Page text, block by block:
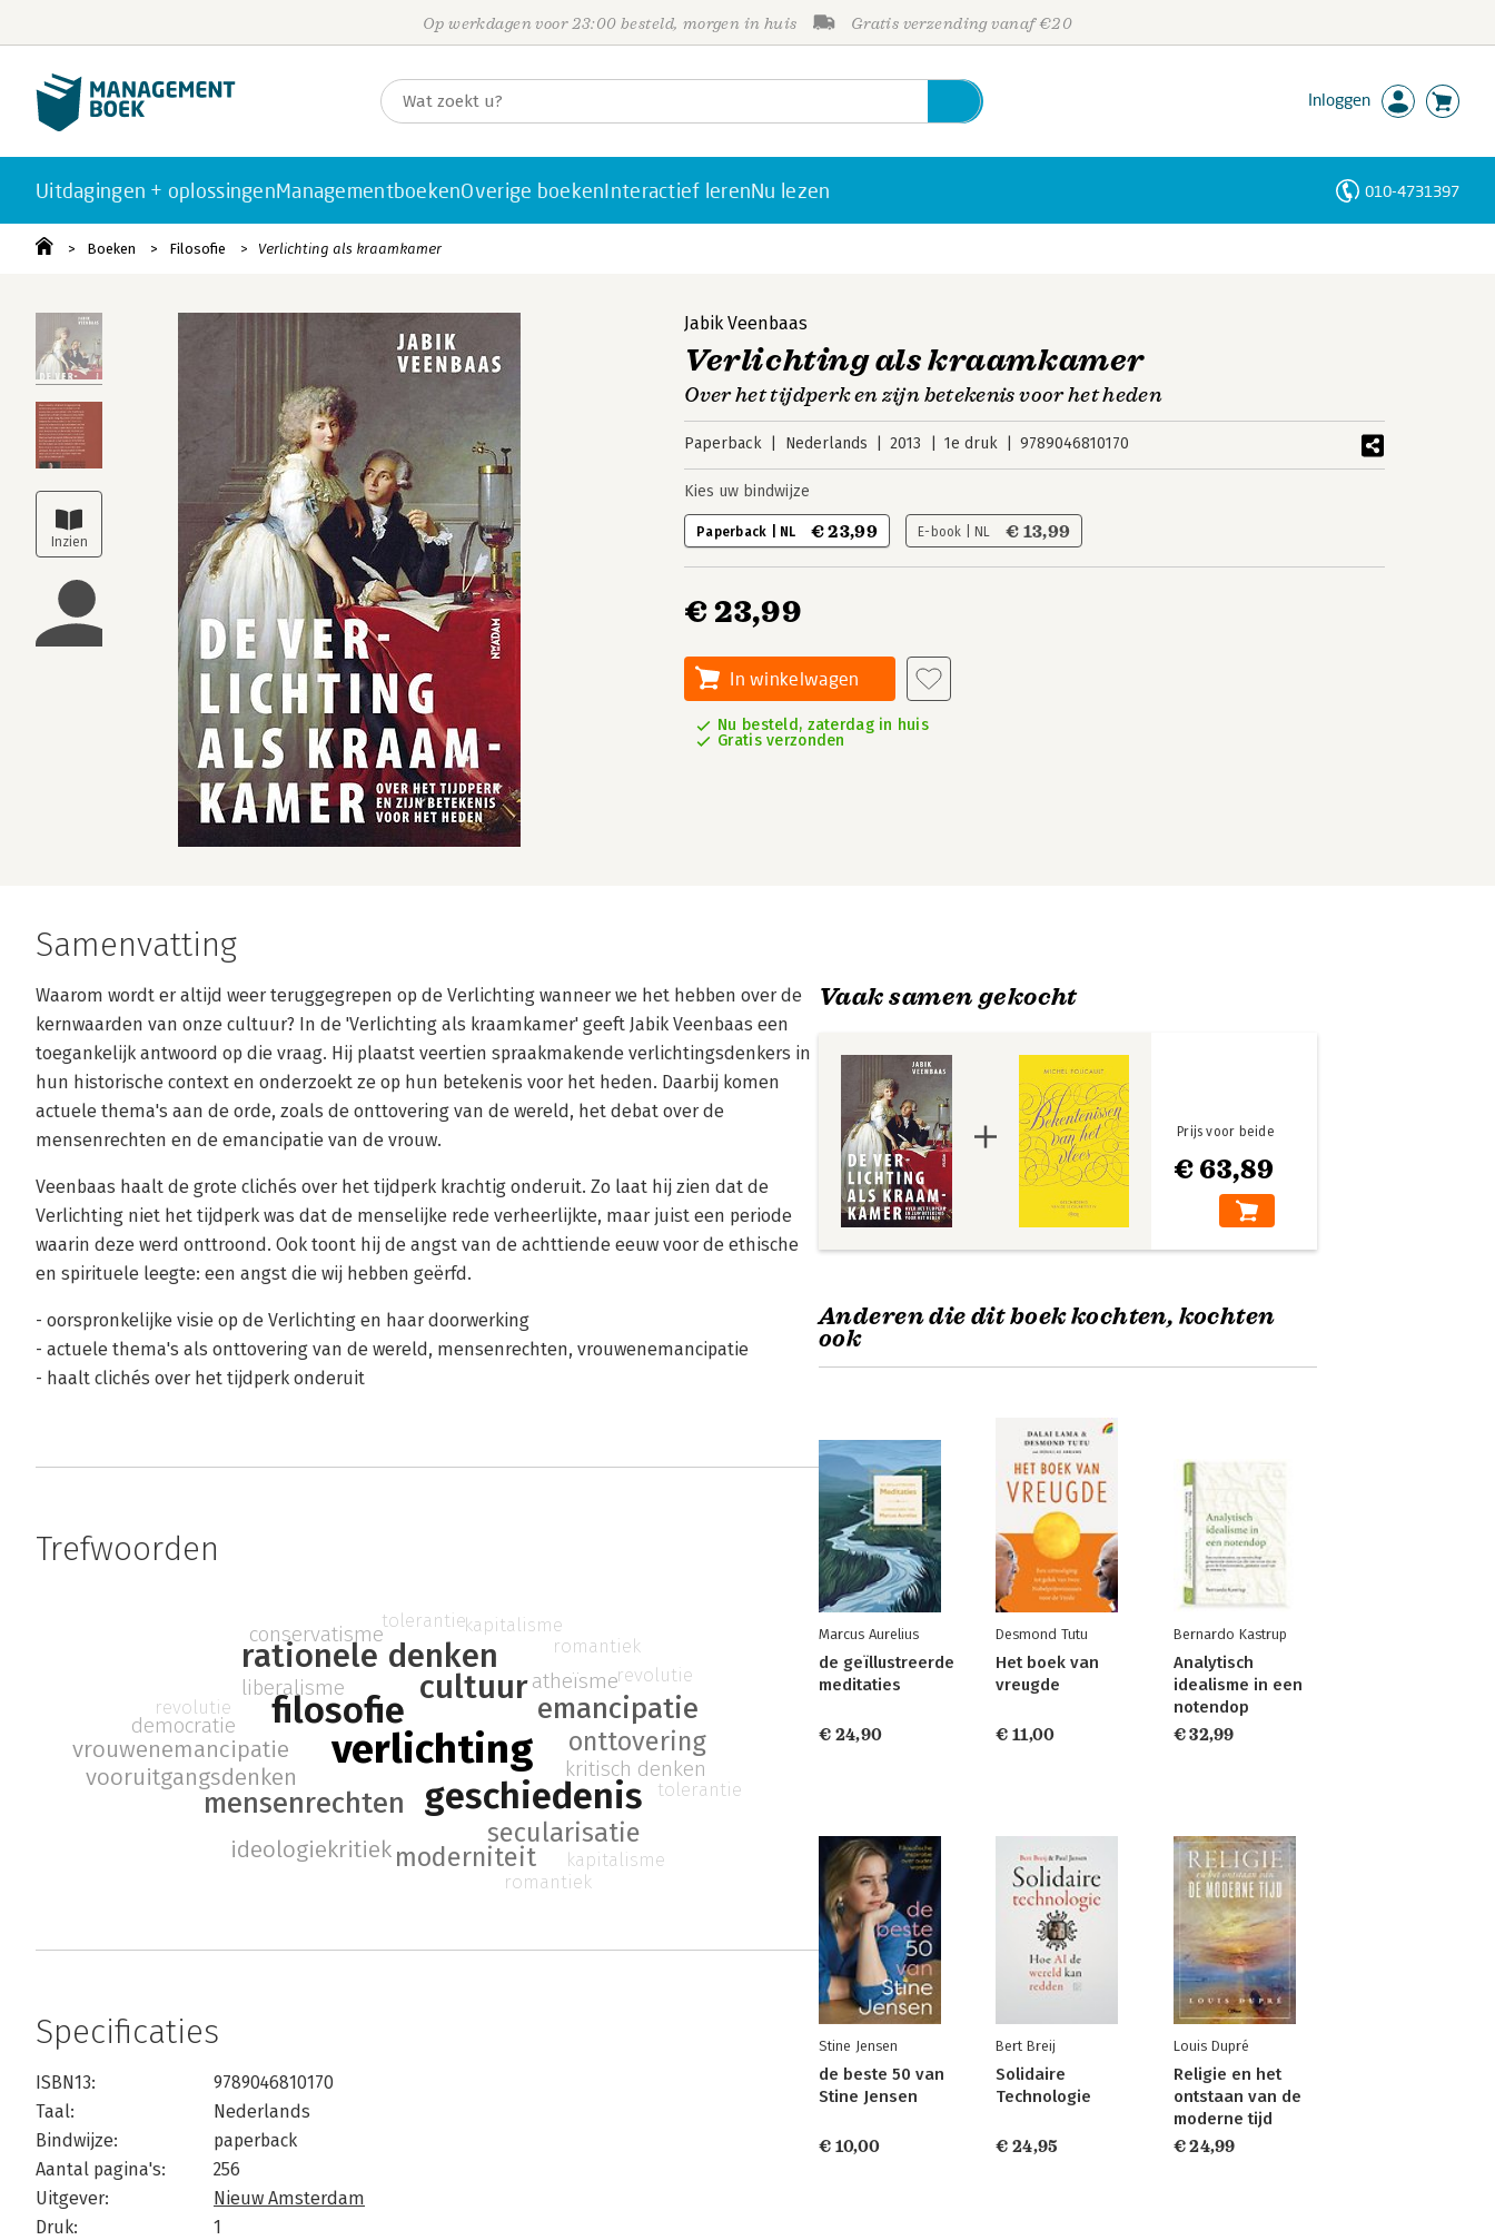
Op werkdagen voor 23:00 besteld, morgen in huis Gratis verzending vanaf €20
Inloggen
Uitdagingen + oplossingenManagementboekenOverige boekenInteractief lerenNu lezen 010-4731397
Boeken Filosofie Verlichting als kraamkamer
Jabik Veenbaas
Verlichting als kraamkamer
Over het tijdperk en zijn betekenis voor het heden
Paperback Nederlands 2013 1e druk 9789046810170
Kies uw bindwijze
Paperback | NL € 23,99 E-book | NL € 13,99
€ 23,99
In winkelwagen
Nu besteld, zaterdag in huis
Gratis verzonden
Samenvatting
Waarom wordt er altijd weer teruggegrepen op de Verlichting wanneer we het hebben over de
kernwaarden van onze cultuur? In de 'Verlichting als kraamkamer' geeft Jabik Veenbaas een
toegankelijk antwoord op die vraag. Hij plaatst veertien spraakmakende verlichtingsdenkers in
hun historische context en onderzoekt ze op hun betekenis voor het heden. Daarbij komen
actuele thema's aan de orde, zoals de onttovering van de wereld, het debat over de
mensenrechten en de emancipatie van de vrouw.
Veenbaas haalt de grote clichés over het tijdperk krachtig onderuit. Zo laat hij zien dat de
Verlichting niet het tijdperk was dat de menselijke rede verheerlijkte, maar juist een periode
waarin deze werd onttroond. Ook toont hij de angst van de achttiende eeuw voor de ethische
en spirituele leegte: een angst die wij hebben geërfd.
- oorspronkelijke visie op de Verlichting en haar doorwerking
- actuele thema's als onttovering van de wereld, mensenrechten, vrouwenemancipatie
- haalt clichés over het tijdperk onderuit
Trefwoorden
verlichting
filosofie
geschiedenis
cultuur
rationele denken
mensenrechten
emancipatie
onttovering
secularisatie
moderniteit
ideologiekritiek
vooruitgangsdenken
vrouwenemancipatie
liberalisme
kritisch denken
democratie
atheïsme
conservatisme
revolutie
tolerantiekapitalisme
romantiek
revolutie
tolerantie
kapitalisme
romantiek
Specificaties
ISBN13:
9789046810170
Taal:
Nederlands
Bindwijze:
paperback
Aantal pagina's:
256
Uitgever:
Nieuw Amsterdam
Druk:
1
Vaak samen gekocht
€ 63,89
Prijs voor beide
Anderen die dit boek kochten, kochten
ook
Marcus Aurelius
de geïllustreerde
meditaties
€ 24,90
Desmond Tutu
Het boek van
vreugde
€ 11,00
Bernardo Kastrup
Analytisch
idealisme in een
notendop
€ 32,99
Stine Jensen
de beste 50 van
Stine Jensen
€ 10,00
Bert Breij
Solidaire
Technologie
€ 24,95
Louis Dupré
Religie en het
ontstaan van de
moderne tijd
€ 24,99
Personen